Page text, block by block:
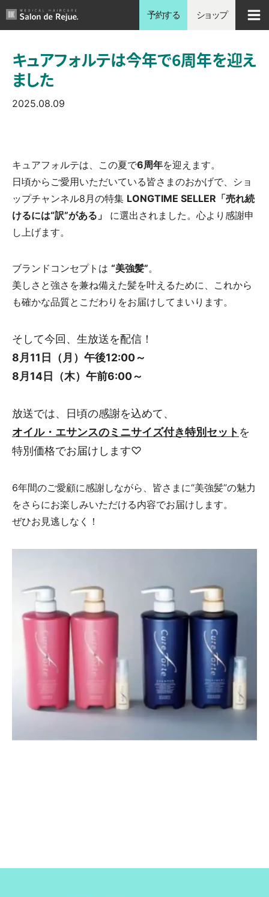
内
予約する ショップ
キュアフォルテは今年で6周年を迎え
ました
2025.08.09
キュアフォルテは、この夏で6周年を迎えます。
日頃からご愛用いただいている皆さまのおかげで、ショ
ップチャンネル8月の特集 LONGTIME SELLER「売れ続
けるには“訳”がある」
に選出されました。心より感謝申
し上げます。
ブランドコンセプトは “美強髪”。
美しさと強さを兼ね備えた髪を叶えるために、これから
も確かな品質とこだわりをお届けしてまいります。
そして今回、生放送を配信！
8月11日（月）午後12:00～
8月14日（木）午前6:00～
放送では、日頃の感謝を込めて、
オイル・エサンスのミニサイズ付き特別セット を
特別価格でお届けします♡
6年間のご愛顧に感謝しながら、皆さまに“美強髪”の魅力
をさらにお楽しみいただける内容でお届けします。
ぜひお見逃しなく！